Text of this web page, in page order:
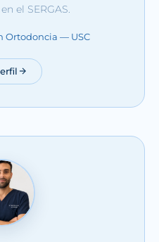
el SERGAS.
Ortodoncia — USC